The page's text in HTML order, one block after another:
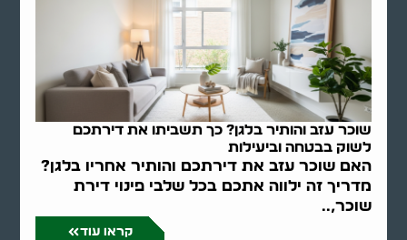
שוכר עזב והותיר בלגן? כך תשביתו את דירתכם
לשוק בבטחה וביעילות
האם שוכר עזב את דירתכם והותיר אחריו בלגן?
מדריך זה ילווה אתכם בכל שלבי פינוי דירת
שוכר,..
קראו עוד